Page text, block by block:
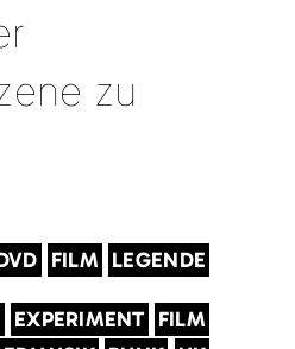
zu
FILM LEGENDE
EXPERIMENT FILM